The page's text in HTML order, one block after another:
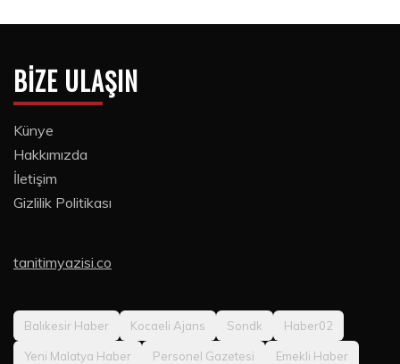
BIZE ULAŞIN
Künye
Hakkımızda
İletişim
Gizlilik Politikası
tanitimyazisi.co
Balıkesir Haber Kocaeli Ajans Sondk Haber02
Yeni Malatya Haber Personel Gazetesi Emekli Haber